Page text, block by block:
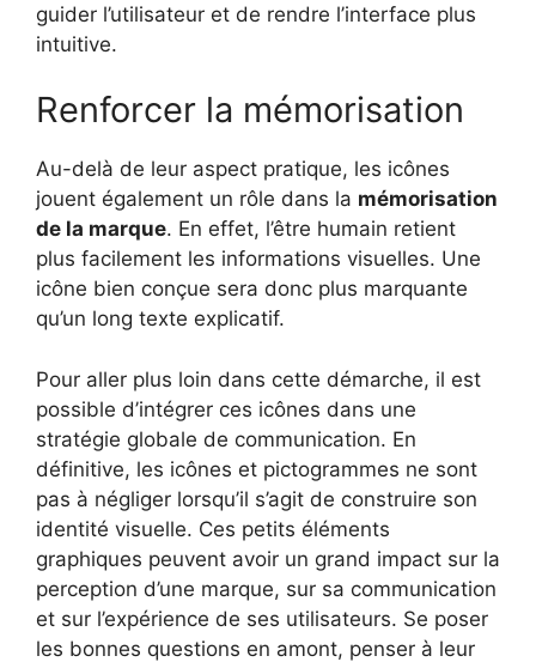
guider l’utilisateur et de rendre l’interface plus
intuitive.
Renforcer la mémorisation
Au-delà de leur aspect pratique, les icônes
jouent également un rôle dans la mémorisation
de la marque. En effet, l’être humain retient
plus facilement les informations visuelles. Une
icône bien conçue sera donc plus marquante
qu’un long texte explicatif.
Pour aller plus loin dans cette démarche, il est
possible d’intégrer ces icônes dans une
stratégie globale de communication. En
définitive, les icônes et pictogrammes ne sont
pas à négliger lorsqu’il s’agit de construire son
identité visuelle. Ces petits éléments
graphiques peuvent avoir un grand impact sur la
perception d’une marque, sur sa communication
et sur l’expérience de ses utilisateurs. Se poser
les bonnes questions en amont, penser à leur